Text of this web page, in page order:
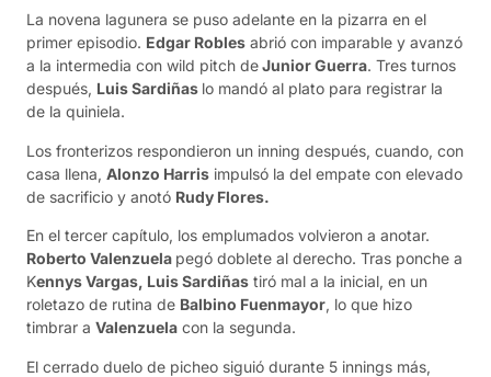
La novena lagunera se puso adelante en la pizarra en el
primer episodio. Edgar Robles abrió con imparable y avanzó
a la intermedia con wild pitch deJunior Guerra. Tres turnos
después, Luis Sardiñas lo mandó al plato para registrar la
de la quiniela.
Los fronterizos respondieron un inning después, cuando, con
casa llena, Alonzo Harris impulsó la del empate con elevado
de sacrificio y anotó Rudy Flores.
En el tercer capítulo, los emplumados volvieron a anotar.
Roberto Valenzuela pegó doblete al derecho. Tras ponche a
Kennys Vargas, Luis Sardiñas tiró mal a la inicial, en un
roletazo de rutina de Balbino Fuenmayor, lo que hizo
timbrar a Valenzuela con la segunda.
El cerrado duelo de picheo siguió durante 5 innings más,